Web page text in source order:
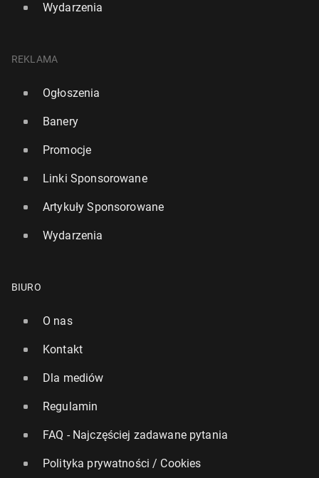
Wydarzenia
REKLAMA
Ogłoszenia
Banery
Promocje
Linki Sponsorowane
Artykuły Sponsorowane
Wydarzenia
BIURO
O nas
Kontakt
Dla mediów
Regulamin
FAQ - Najczęściej zadawane pytania
Polityka prywatności / Cookies